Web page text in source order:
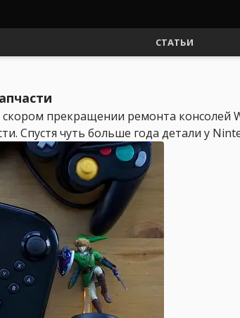
СТАТЬИ
прекращении ремонта консолей
Спустя чуть больше года детали у